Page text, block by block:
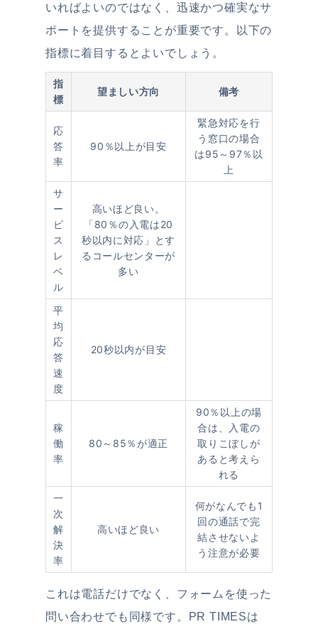
いればよいのではなく、迅速かつ確実なサ
ポートを提供することが重要です。以下の
指標に着目するとよいでしょう。
指
標
望ましい方向 備考
応
答
率
90％以上が目安
緊急対応を行
う窓口の場合
は95～97％以
上
サ
ー
ビ
ス
レ
ベ
ル
高いほど良い。
「80％の入電は20
秒以内に対応」とす
るコールセンターが
多い
平
均
応
答
速
度
20秒以内が目安
稼
働
率
80～85％が適正
90％以上の場
合は、入電の
取りこぼしが
あると考えら
れる
一
次
解
決
率
高いほど良い
何がなんでも1
回の通話で完
結させないよ
う注意が必要
これは電話だけでなく、フォームを使った
問い合わせでも同様です。PR TIMESは